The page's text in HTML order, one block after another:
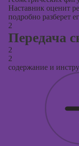
Наставник оценит
подробно разберет
2
Передача
2
2
содержание и